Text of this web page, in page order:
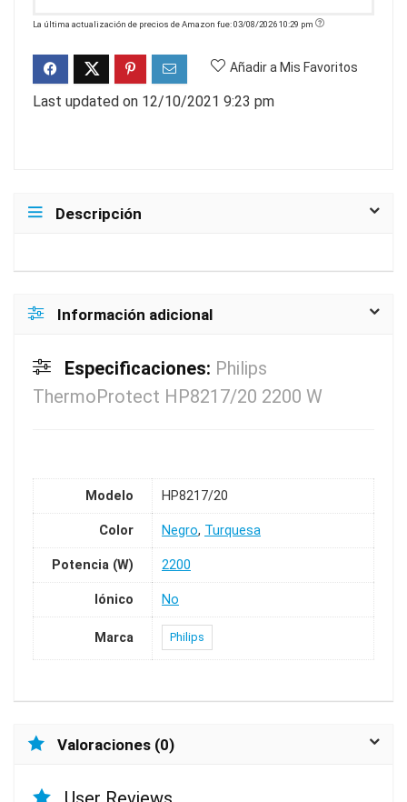
La última actualización de precios de Amazon fue: 03/08/2026 10:29 pm
Añadir a Mis Favoritos
Last updated on 12/10/2021 9:23 pm
Descripción
Información adicional
Especificaciones: Philips
ThermoProtect HP8217/20 2200 W
Modelo HP8217/20
Color Negro, Turquesa
Potencia (W) 2200
Iónico No
Marca Philips
Valoraciones (0)